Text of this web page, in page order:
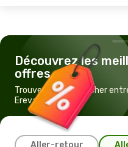
Découvrez les
offres
Trouvez un vol pas cher
Erevan
Aller-retour